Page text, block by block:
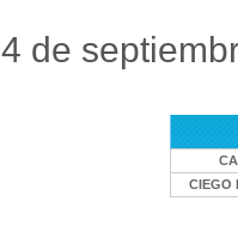
4 de
CIEGO